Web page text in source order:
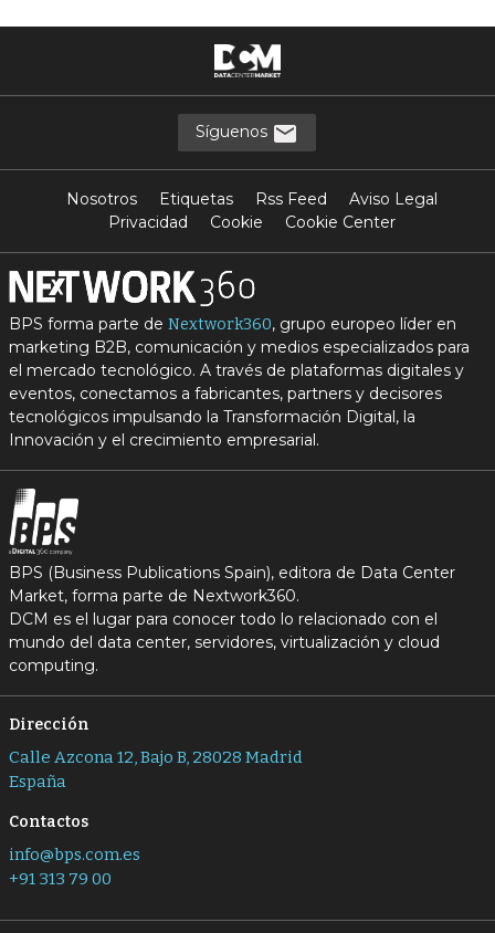
Síguenos
Nosotros Etiquetas Rss Feed
Aviso Legal
Privacidad
Cookie Cookie Center
BPS forma parte de Nextwork360, grupo europeo líder en
marketing B2B, comunicación y medios especializados para
el mercado tecnológico. A través de plataformas digitales y
eventos, conectamos a fabricantes, partners y decisores
tecnológicos impulsando la Transformación Digital, la
Innovación y el crecimiento empresarial.
BPS (Business Publications Spain), editora de Data Center
Market, forma parte de Nextwork360.
DCM es el lugar para conocer todo lo relacionado con el
mundo del data center, servidores, virtualización y cloud
computing.
Dirección
Calle Azcona 12, Bajo B, 28028 Madrid
España
Contactos
info@bps.com.es
+91 313 79 00